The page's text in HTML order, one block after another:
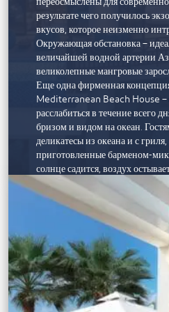
результате чего получилось
вкусов, которое неизменно
Окружающая обстановка –
величайшей водной артерии
великолепные мангровые
Еще одна фирменная
Mediterranean Beach House –
расслабиться в течение всего
бризом и видом на океан.
деликатесы из океана и с
приготовленные барменом-
солнце садится, воздух
пустыни, шикарные вечера
диджеев и ароматом кальяна.
К услугам гостей курорта
тренажерный зал, павильон для
детский и подростковый
для игры в падел-теннис.
сторон водой, этот остров
возможности для океанских